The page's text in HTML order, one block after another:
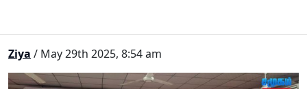
Ziya / May 29th 2025, 8:54 am